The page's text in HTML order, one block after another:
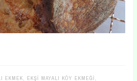
EKMEK EKŞI MAYALI KÖY EKMEĞI